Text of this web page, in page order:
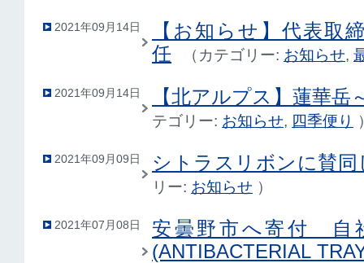
2021年09月14日
【お知らせ】代表取
任
（ カテゴリー: お知らせ,
2021年09月14日 【北アルプス】蓮華
テゴリー: お知らせ, 四季便り
2021年09月09日 シトラスリボンに賛
リー: お知らせ ）
2021年07月08日
安曇野市へ寄付 自
(ANTIBACTERIAL